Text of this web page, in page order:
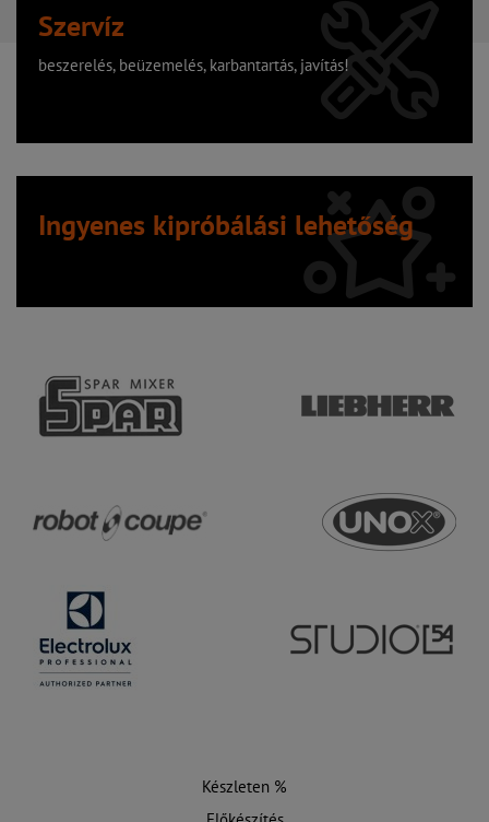
Szervíz
beszerelés, beüzemelés, karbantartás, javítás!
Ingyenes kipróbálási lehetőség
Készleten %